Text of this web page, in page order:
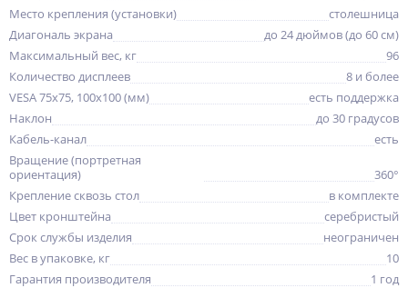
Место крепления (установки)
столешница
Диагональ экрана
до 24 дюймов (до 60 см)
Максимальный вес, кг
96
Количество дисплеев
8 и более
VESA 75x75, 100x100 (мм)
есть поддержка
Наклон
до 30 градусов
Кабель-канал
есть
Вращение (портретная
ориентация)
360°
Крепление сквозь стол
в комплекте
Цвет кронштейна
серебристый
Срок службы изделия
неограничен
Вес в упаковке, кг
10
Гарантия производителя
1 год